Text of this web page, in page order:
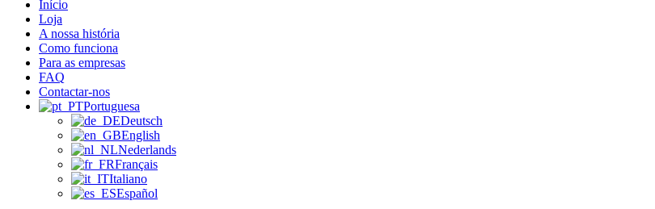
Início
Loja
A nossa história
Como funciona
Para as empresas
FAQ
Contactar-nos
Portuguesa
Deutsch
English
Nederlands
Français
Italiano
Español